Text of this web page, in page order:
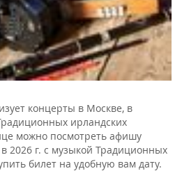
концерты в Москве, в
ирландских
можно посмотреть афишу
2026 г. с музыкой Традиционных
билет на удобную вам дату.